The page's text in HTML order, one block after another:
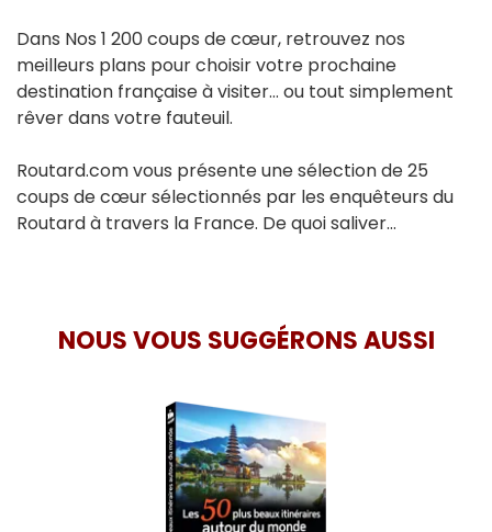
Dans Nos 1 200 coups de cœur, retrouvez nos
meilleurs plans pour choisir votre prochaine
destination française à visiter… ou tout simplement
rêver dans votre fauteuil.
Routard.com vous présente une sélection de 25
coups de cœur sélectionnés par les enquêteurs du
Routard à travers la France. De quoi saliver…
NOUS VOUS SUGGÉRONS AUSSI